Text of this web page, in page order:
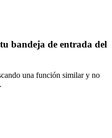
bandeja de entrada del
una función similar y no